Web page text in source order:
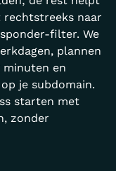
rechtstreeks naar
filter. We
plannen
minuten en
je subdomain.
starten met
zonder